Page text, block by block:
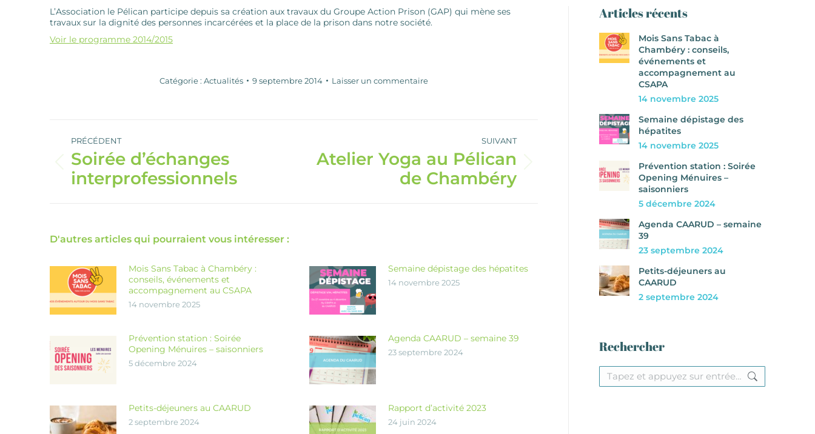
L’Association le Pélican participe depuis sa création aux travaux du Groupe Action Prison (GAP) qui mène ses
travaux sur la dignité des personnes incarcérées et la place de la prison dans notre société.
Voir le programme 2014/2015
Catégorie : Actualités 9 septembre 2014 Laisser un commentaire
article
PRÉCÉDENT
Article
précédent
Soirée d’échanges
interprofessionnels
SUIVANT
Article
Atelier Yoga au Pélican
de Chambéry
D'autres articles qui pourraient vous intéresser :
Mois Sans Tabac à Chambéry :
conseils, événements et
accompagnement au CSAPA
14 novembre 2025
Semaine dépistage des hépatites
14 novembre 2025
Prévention station : Soirée
Opening Ménuires – saisonniers
5 décembre 2024
Agenda CAARUD – semaine 39
23 septembre 2024
Petits-déjeuners au CAARUD
2 septembre 2024
Rapport d’activité 2023
24 juin 2024
Articles récents
Mois Sans Tabac à
Chambéry : conseils,
événements et
accompagnement au
CSAPA
14 novembre 2025
Semaine dépistage des
hépatites
14 novembre 2025
Prévention station : Soirée
Opening Ménuires –
saisonniers
5 décembre 2024
Agenda CAARUD – semaine
39
23 septembre 2024
Petits-déjeuners au
CAARUD
2 septembre 2024
Rechercher
Recherche